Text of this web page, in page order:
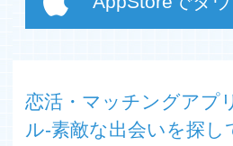
掲示板を利用し素敵な恋人、友達
恋人に発展するかも
・友達募集
恋活・マッチングアプ
ル-素敵な出会いを探し